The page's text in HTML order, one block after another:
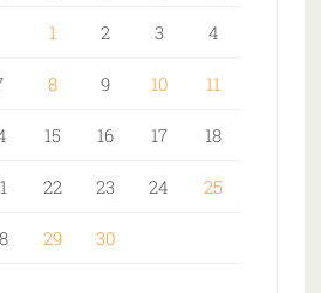
1
2 3 4
8 9 10 11
15 16 17 18
22 23 24 25
29 30